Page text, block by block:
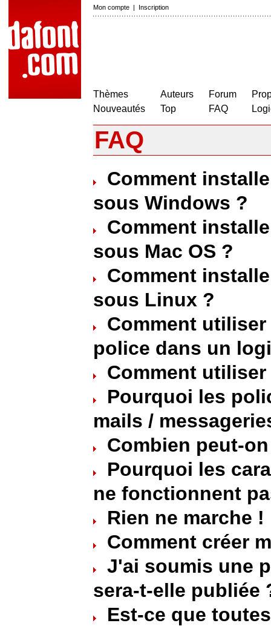
Mon compte | Inscription
Thèmes
Nouveautés
Auteurs
Top
Forum
FAQ
FAQ
Comment
sous Windows ?
Comment
sous Mac OS ?
Comment
sous Linux ?
Comment
police dans un
Comment
Pourquoi les
mails /
Combien peut-
Pourquoi les
ne fonctionnent
Rien ne marche !
Comment créer
J'ai soumis une
sera-t-elle publiée
Est-ce que